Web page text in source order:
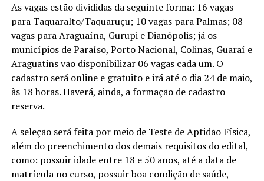
As vagas estão divididas da seguinte forma: 16 vagas
para Taquaralto/Taquaruçu; 10 vagas para Palmas; 08
vagas para Araguaína, Gurupi e Dianópolis; já os
municípios de Paraíso, Porto Nacional, Colinas, Guaraí e
Araguatins vão disponibilizar 06 vagas cada um. O
cadastro será online e gratuito e irá até o dia 24 de maio,
às 18 horas. Haverá, ainda, a formação de cadastro
reserva.
A seleção será feita por meio de Teste de Aptidão Física,
além do preenchimento dos demais requisitos do edital,
como: possuir idade entre 18 e 50 anos, até a data de
matrícula no curso, possuir boa condição de saúde,